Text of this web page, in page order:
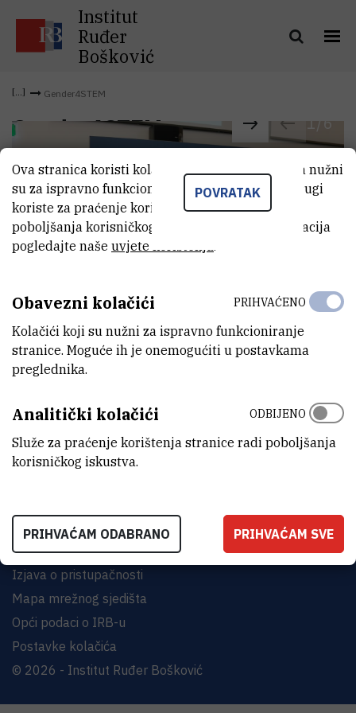
Institut
Ruđer
Bošković
Gender4STEM
Gender4STEM 1/6
INSTITUT RUĐER BOŠKOVIĆ
Bijenička cesta 54, 10000 Zagreb
KONTAKTIRAJTE NAS
Uvjeti korištenja
Izjava o pristupačnosti
Mapa mrežnog sjedišta
Opći podaci o IRB-u
Postavke kolačića
© 2026 - Institut Ruđer Bošković
POVRATAK
Ova stranica koristi kolačiće. Neki od tih kolačića nužni
su za ispravno funkcioniranje stranice, dok se drugi
koriste za praćenje korištenja stranice radi
poboljšanja korisničkog iskustva. Za više informacija
pogledajte naše uvjete korištenja.
Obavezni kolačići
Kolačići koji su nužni za ispravno funkcioniranje
stranice. Moguće ih je onemogućiti u postavkama
preglednika.
PRIHVAĆENO
Analitički kolačići
Služe za praćenje korištenja stranice radi poboljšanja
korisničkog iskustva.
ODBIJENO
PRIHVAĆAM ODABRANO PRIHVAĆAM SVE